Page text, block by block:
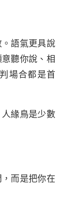
語氣更具說
聽你說、相
場合都是首
緣鳥是少數
而是把你在